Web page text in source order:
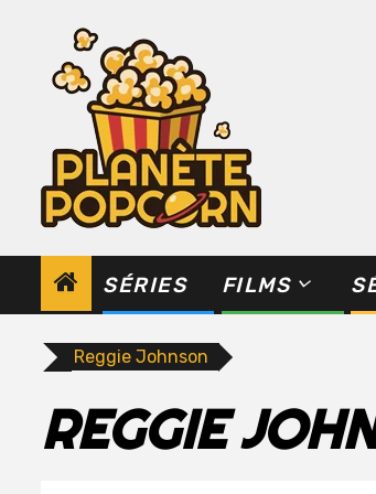
SÉRIES FILMS
Reggie Johnson
REGGIE